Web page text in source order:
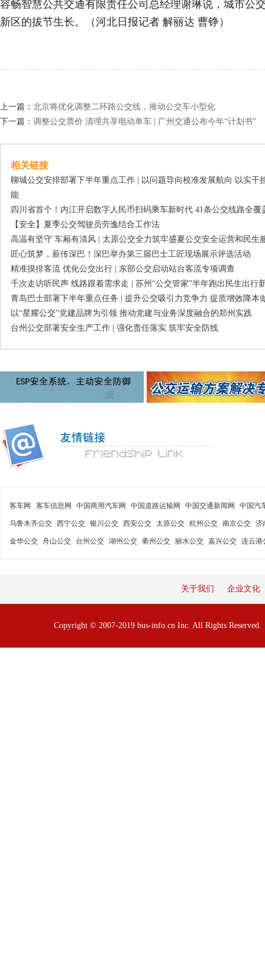
容畅智慧公共交通有限责任公司总经理谢琳说，城市公
新区的拔节生长。（河北日报记者 解丽达 曹铮）
上一篇： 北京将优化调整二环路公交线，推动公交车小型化
下一篇： 调整公交票价 清理共享电动单车 | 广州交通公布今年“计划书”
相关链接
聊城公交安排部署下半年重点工作 | 以问题导向校准发展航向 以实干
能
四川省首个！内江开启数字人民币扫码乘车新时代 41条公交线路全覆
【安全】夏季公交驾驶员劳逸结合工作法
高温有坚守 车厢有清风 | 太原公交全力筑牢盛夏公交安全运营和民生
匠心筑梦，薪传深巴！深巴举办第三届巴士工匠现场展示评选活动
精准摸排客流 优化公交出行 | 东部公交启动站台客流专项调查
千次走访听民声 线路跟着需求走 | 苏州“公交管家”半年跑出民生出行
青岛巴士部署下半年重点任务 | 提升公交吸引力竞争力 提质增效降本
以“星耀公交”党建品牌为引领 推动党建与业务深度融合的郑州实践
台州公交部署安全生产工作 | 强化责任落实 筑牢安全防线
客车网 客车信息网 中国商用汽车网 中国道路运输网 中国交通新闻网 中国汽
乌鲁木齐公交 西宁公交 银川公交 西安公交 太原公交 杭州公交 南京公交 济
金华公交 舟山公交 台州公交 湖州公交 衢州公交 丽水公交 嘉兴公交 连云港
关于我们 企业文化
Copyright © 2007-2019 bus-info.cn Inc. All Rights